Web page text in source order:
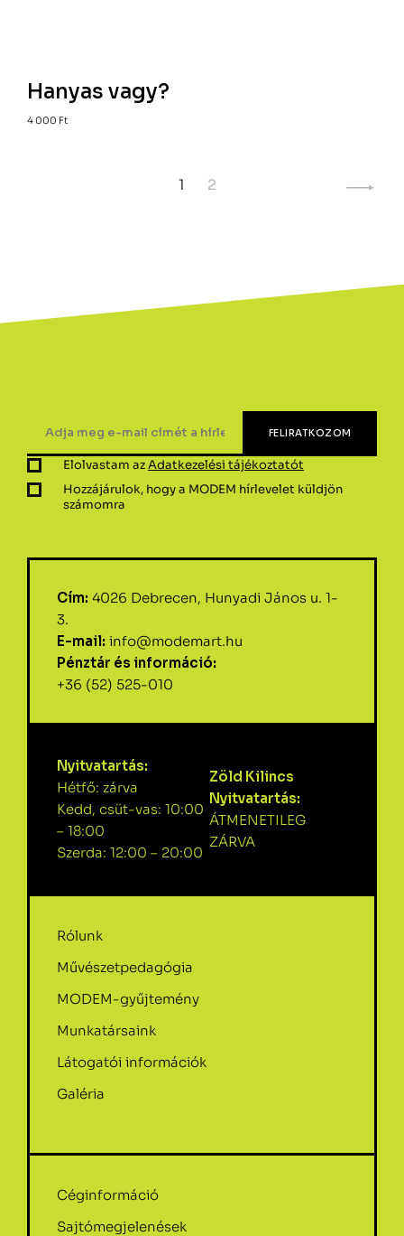
Hanyas vagy?
4 000 Ft
1 2
Elolvastam azAdatkezelési tájékoztatót
Hozzájárulok, hogy a MODEM hírlevelet küldjön
számomra
Cím: 4026 Debrecen, Hunyadi János u. 1-
3.
E-mail: info@modemart.hu
Pénztár és információ:
+36 (52) 525-010
Nyitvatartás:
Hétfő: zárva
Kedd, csüt-vas: 10:00
– 18:00
Szerda: 12:00 – 20:00
Zöld Kilincs
Nyitvatartás:
ÁTMENETILEG
ZÁRVA
Rólunk
Művészetpedagógia
MODEM-gyűjtemény
Munkatársaink
Látogatói információk
Galéria
Céginformáció
Sajtómegjelenések